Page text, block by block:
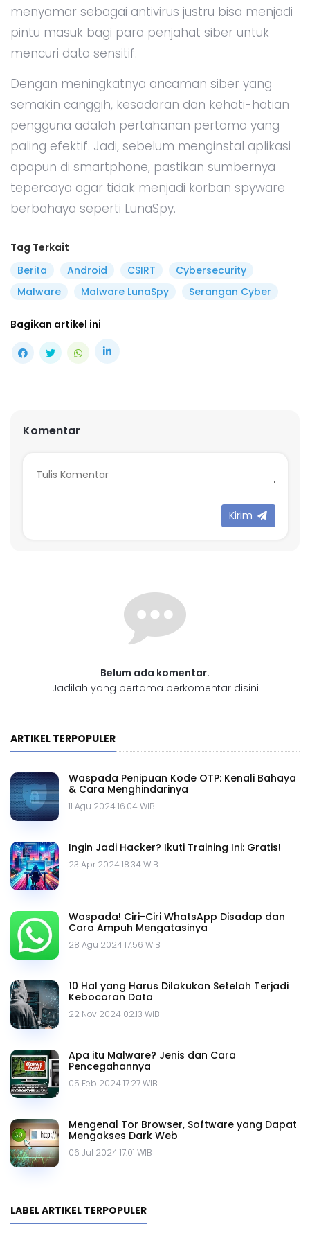
menyamar sebagai antivirus justru bisa menjadi
pintu masuk bagi para penjahat siber untuk
mencuri data sensitif.
Dengan meningkatnya ancaman siber yang
semakin canggih, kesadaran dan kehati-hatian
pengguna adalah pertahanan pertama yang
paling efektif. Jadi, sebelum menginstal aplikasi
apapun di smartphone, pastikan sumbernya
tepercaya agar tidak menjadi korban spyware
berbahaya seperti LunaSpy.
Tag Terkait
Berita
Android CSIRT
Cybersecurity
Malware
Malware LunaSpy Serangan Cyber
Bagikan artikel ini
Komentar
Kirim
Belum ada komentar.
Jadilah yang pertama berkomentar disini
ARTIKEL TERPOPULER
Waspada Penipuan Kode OTP: Kenali Bahaya
& Cara Menghindarinya
11 Agu 2024 16.04 WIB
Ingin Jadi Hacker? Ikuti Training Ini: Gratis!
23 Apr 2024 18.34 WIB
Waspada! Ciri-Ciri WhatsApp Disadap dan
Cara Ampuh Mengatasinya
28 Agu 2024 17.56 WIB
10 Hal yang Harus Dilakukan Setelah Terjadi
Kebocoran Data
22 Nov 2024 02.13 WIB
Apa itu Malware? Jenis dan Cara
Pencegahannya
05 Feb 2024 17.27 WIB
Mengenal Tor Browser, Software yang Dapat
Mengakses Dark Web
06 Jul 2024 17.01 WIB
LABEL ARTIKEL TERPOPULER